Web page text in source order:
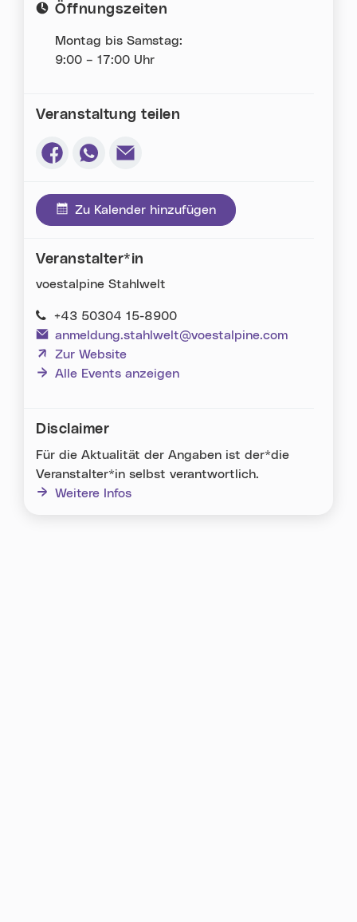
Öffnungszeiten
Montag bis Samstag:
9:00 – 17:00 Uhr
Veranstaltung teilen
Zu Kalender hinzufügen
Veranstalter*in
voestalpine Stahlwelt
+43 50304 15-8900
anmeldung.stahlwelt@voestalpine.com
Zur Website
(neues Fenster)
Alle Events anzeigen
Disclaimer
Für die Aktualität der Angaben ist der*die
Veranstalter*in selbst verantwortlich.
Weitere Infos